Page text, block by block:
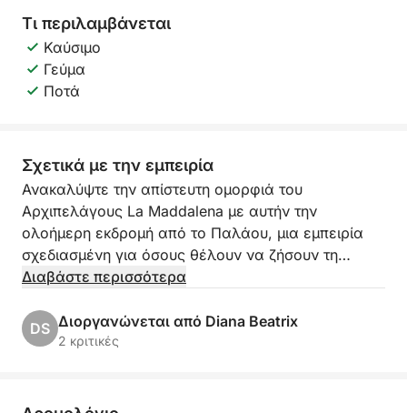
Τι περιλαμβάνεται
Καύσιμο
Γεύμα
Ποτά
Σχετικά με την εμπειρία
Ανακαλύψτε την απίστευτη ομορφιά του
Αρχιπελάγους La Maddalena με αυτήν την
ολοήμερη εκδρομή από το Παλάου, μια εμπειρία
σχεδιασμένη για όσους θέλουν να ζήσουν τη
θάλασσα της Σαρδηνίας με απόλυτη χαλάρωση
Θα πλεύσετε ανάμεσα σε μερικά από τα πιο
παραλίες και μοναδικά φυσικά τοπία. Κατά τη
Διαβάστε περισσότερα
DS Διοργανώνεται από Diana Beatrix
2 κριτικές